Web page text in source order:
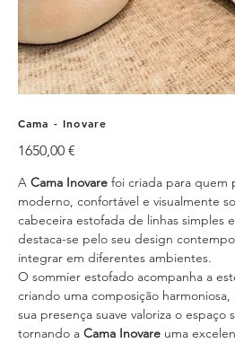
Cama - Inovare
Preço
1650,00 €
A Cama Inovare foi criada para quem
moderno, confortável e visualmente
cabeceira estofada de linhas simples
destaca-se pelo seu design
integrar em diferentes ambientes.
O sommier estofado acompanha a
criando uma composição
sua presença suave valoriza o espaço
tornando a Cama Inovare uma